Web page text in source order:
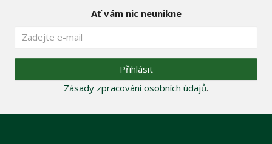
Ať vám nic neunikne
Přihlásit
Zásady zpracování osobních údajů.